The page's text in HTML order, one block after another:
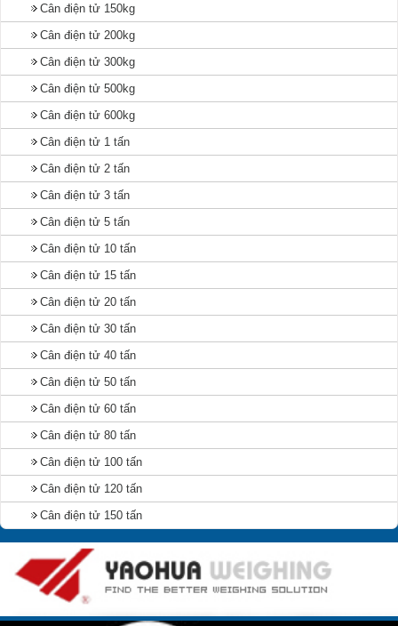
Cân điện tử 150kg
Cân điện tử 200kg
Cân điện tử 300kg
Cân điện tử 500kg
Cân điện tử 600kg
Cân điện tử 1 tấn
Cân điện tử 2 tấn
Cân điện tử 3 tấn
Cân điện tử 5 tấn
Cân điện tử 10 tấn
Cân điện tử 15 tấn
Cân điện tử 20 tấn
Cân điện tử 30 tấn
Cân điện tử 40 tấn
Cân điện tử 50 tấn
Cân điện tử 60 tấn
Cân điện tử 80 tấn
Cân điện tử 100 tấn
Cân điện tử 120 tấn
Cân điện tử 150 tấn